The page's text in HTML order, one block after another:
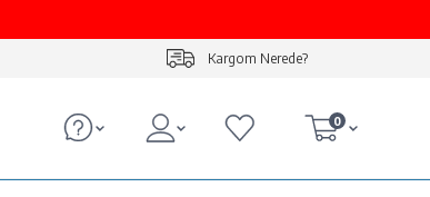
Kargom Nerede?
0